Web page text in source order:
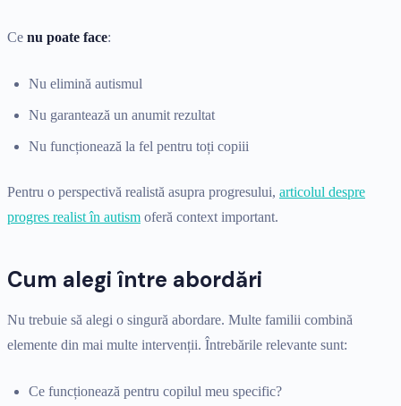
Ce nu poate face:
Nu elimină autismul
Nu garantează un anumit rezultat
Nu funcționează la fel pentru toți copiii
Pentru o perspectivă realistă asupra progresului, articolul despre
progres realist în autism oferă context important.
Cum alegi între abordări
Nu trebuie să alegi o singură abordare. Multe familii combină
elemente din mai multe intervenții. Întrebările relevante sunt:
Ce funcționează pentru copilul meu specific?